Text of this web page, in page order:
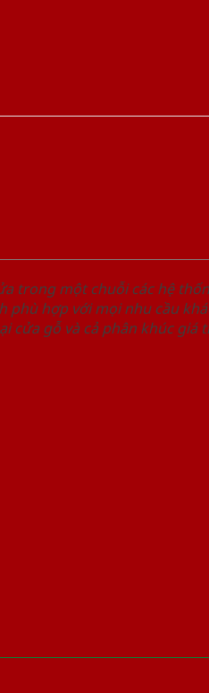
trong một chuỗi các hệ
hợp với mọi nhu cầu
cửa gỗ và cả phân khúc giá